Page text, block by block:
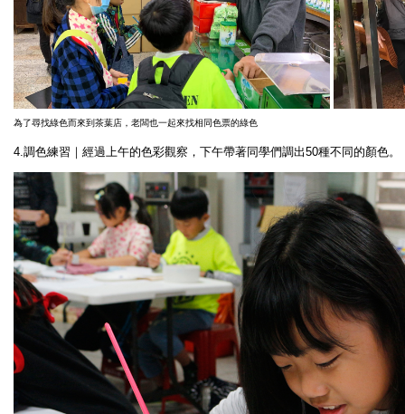
為了尋找綠色而來到茶葉店，老闆也一起來找相同色票的綠色
4.調色練習｜經過上午的色彩觀察，下午帶著同學們調出50種不同的顏色。